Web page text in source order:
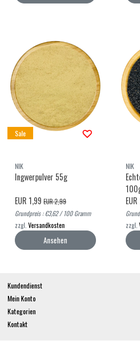
Sale
NIK
Ingwerpulver 55g
EUR 1,99 EUR 2,99
Grundpreis : €3,62 / 100 Gramm
zzgl. Versandkosten
Ansehen
NIK
zzgl.
Kundendienst
Mein Konto
Kategorien
Kontakt